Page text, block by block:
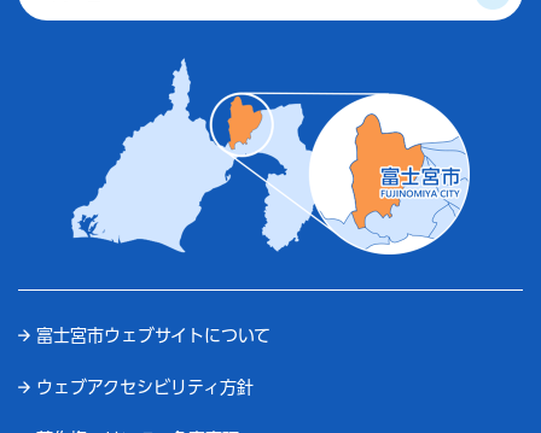
富士宮市ウェブサイトについて
ウェブアクセシビリティ方針